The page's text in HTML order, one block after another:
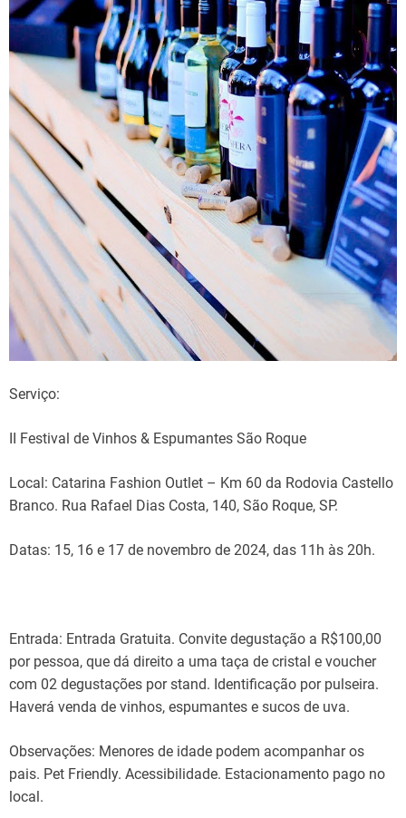
Serviço:
II Festival de Vinhos & Espumantes São Roque
Local: Catarina Fashion Outlet – Km 60 da Rodovia Castello
Branco. Rua Rafael Dias Costa, 140, São Roque, SP.
Datas: 15, 16 e 17 de novembro de 2024, das 11h às 20h.
Entrada: Entrada Gratuita. Convite degustação a R$100,00
por pessoa, que dá direito a uma taça de cristal e voucher
com 02 degustações por stand. Identificação por pulseira.
Haverá venda de vinhos, espumantes e sucos de uva.
Observações: Menores de idade podem acompanhar os
pais. Pet Friendly. Acessibilidade. Estacionamento pago no
local.